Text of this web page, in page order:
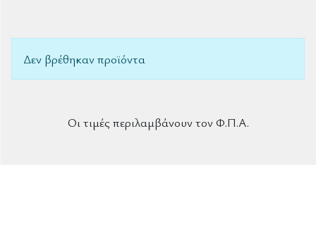
Δεν βρέθηκαν προϊόντα
Οι τιμές περιλαμβάνουν τον Φ.Π.Α.